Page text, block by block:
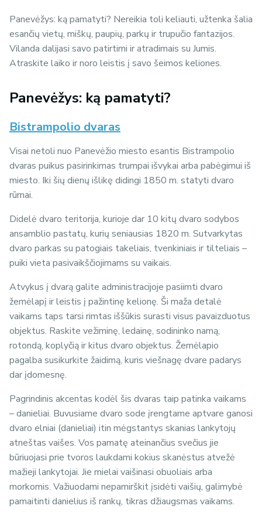
Panevėžys: ką pamatyti? Nereikia toli keliauti, užtenka šalia
esančių vietų, miškų, paupių, parkų ir trupučio fantazijos.
Vilanda dalijasi savo patirtimi ir atradimais su Jumis.
Atraskite laiko ir noro leistis į savo šeimos keliones.
Panevėžys: ką pamatyti?
Bistrampolio dvaras
Visai netoli nuo Panevėžio miesto esantis Bistrampolio
dvaras puikus pasirinkimas trumpai išvykai arba pabėgimui iš
miesto. Iki šių dienų išlikę didingi 1850 m. statyti dvaro
rūmai.
Didelė dvaro teritorija, kurioje dar 10 kitų dvaro sodybos
ansamblio pastatų, kurių seniausias 1820 m. Sutvarkytas
dvaro parkas su patogiais takeliais, tvenkiniais ir tilteliais –
puiki vieta pasivaikščiojimams su vaikais.
Atvykus į dvarą galite administracijoje pasiimti dvaro
žemėlapį ir leistis į pažintinę kelionę. Ši maža detalė
vaikams taps tarsi rimtas iššūkis surasti visus pavaizduotus
objektus. Raskite vežiminę, ledainę, sodininko namą,
rotondą, koplyčią ir kitus dvaro objektus. Žemėlapio
pagalba susikurkite žaidimą, kuris viešnagę dvare padarys
dar įdomesnę.
Pagrindinis akcentas kodėl šis dvaras taip patinka vaikams
– danieliai. Buvusiame dvaro sode įrengtame aptvare ganosi
dvaro elniai (danieliai) itin mėgstantys skanias lankytojų
atneštas vaišes. Vos pamatę ateinančius svečius jie
būriuojasi prie tvoros laukdami kokius skanėstus atvežė
mažieji lankytojai. Jie mielai vaišinasi obuoliais arba
morkomis. Važiuodami nepamirškit įsidėti vaišių, galimybė
pamaitinti danielius iš rankų, tikras džiaugsmas vaikams.